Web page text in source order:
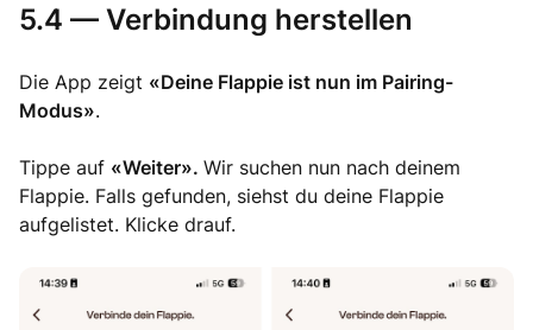
5.4 — Verbindung herstellen
Die App zeigt «Deine Flappie ist nun im Pairing-
Modus».
Tippe auf «Weiter». Wir suchen nun nach deinem
Flappie. Falls gefunden, siehst du deine Flappie
aufgelistet. Klicke drauf.